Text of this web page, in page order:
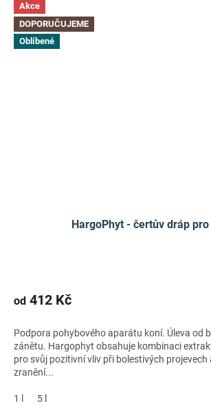
Akce
DOPORUČUJEME
Oblíbené
HargoPhyt - čertův dráp
od 412 Kč
Podpora pohybového aparátu koní. Úleva od
zánětu. Hargophyt obsahuje kombinaci
pro svůj pozitivní vliv při bolestivých projevech
zranění...
1 l 5 l